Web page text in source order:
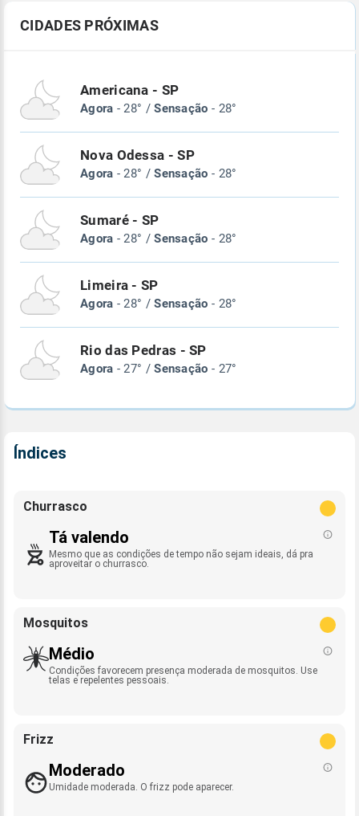
CIDADES PRÓXIMAS
Americana - SP
Agora - 28° /Sensação - 28°
Nova Odessa - SP
Agora - 28° /Sensação - 28°
Sumaré - SP
Agora - 28° /Sensação - 28°
Limeira - SP
Agora - 28° /Sensação - 28°
Rio das Pedras - SP
Agora - 27° /Sensação - 27°
Índices
Churrasco
Tá valendo
Mesmo que as condições de tempo não sejam ideais, dá pra
aproveitar o churrasco.
Mosquitos
Médio
Condições favorecem presença moderada de mosquitos. Use
telas e repelentes pessoais.
Frizz
Moderado
Umidade moderada. O frizz pode aparecer.